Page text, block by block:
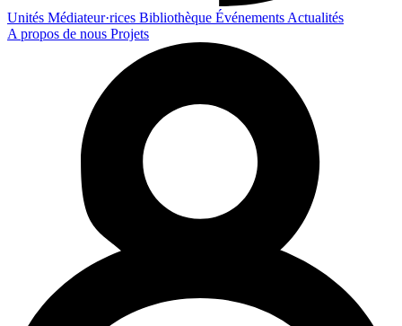
Unités Médiateur·rices Bibliothèque Événements Actualités
A propos de nous Projets